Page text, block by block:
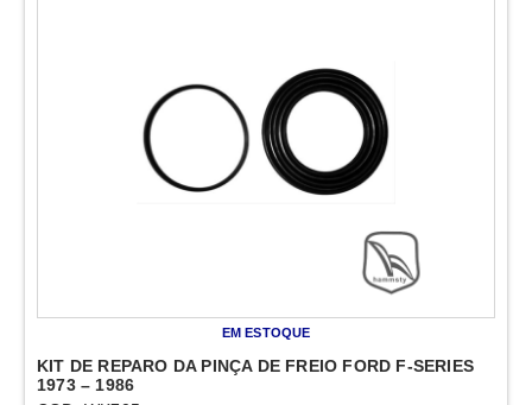
EM ESTOQUE
KIT DE REPARO DA PINÇA DE FREIO FORD F-SERIES
1973 – 1986